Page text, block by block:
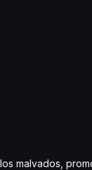
malvados,